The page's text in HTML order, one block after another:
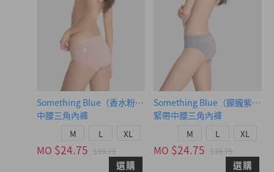
Something Blue（香水粉-可愛狗狗）
中腰三角內褲
M L XL
MO $24.75 $39.75
選購
Something Blue（朦朧紫-幸
緊帶中腰三角內褲
M L XL
MO $24.75 $39.75
選購